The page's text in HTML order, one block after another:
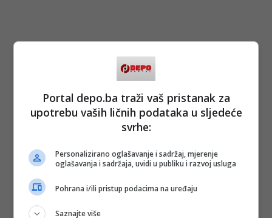
Portal depo.ba traži vaš pristanak za
upotrebu vaših ličnih podataka u sljedeće
svrhe:
Personalizirano oglašavanje i sadržaj, mjerenje
oglašavanja i sadržaja, uvidi u publiku i razvoj usluga
Pohrana i/ili pristup podacima na uređaju
Saznajte više